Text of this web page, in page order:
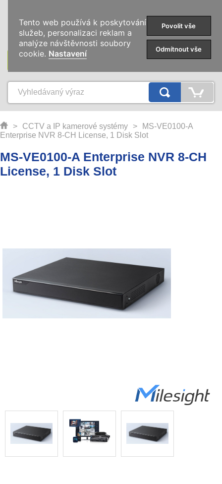
KATEGORIE
> CCTV a IP kamerové systémy >
MS-VE0100-A
Enterprise NVR 8-CH License, 1 Disk Slot
MS-VE0100-A Enterprise NVR 8-CH
License, 1 Disk Slot
Tento web používá k poskytování
služeb, personalizaci reklam a
analýze návštěvnosti soubory
cookie. Nastavení
Povolit vše
Odmítnout vše